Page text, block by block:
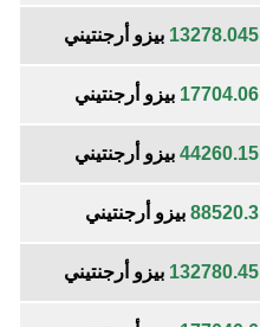
13278.045 بيزو أرجنتيني
17704.06 بيزو أرجنتيني
44260.15 بيزو أرجنتيني
88520.3 بيزو أرجنتيني
132780.45 بيزو أرجنتيني